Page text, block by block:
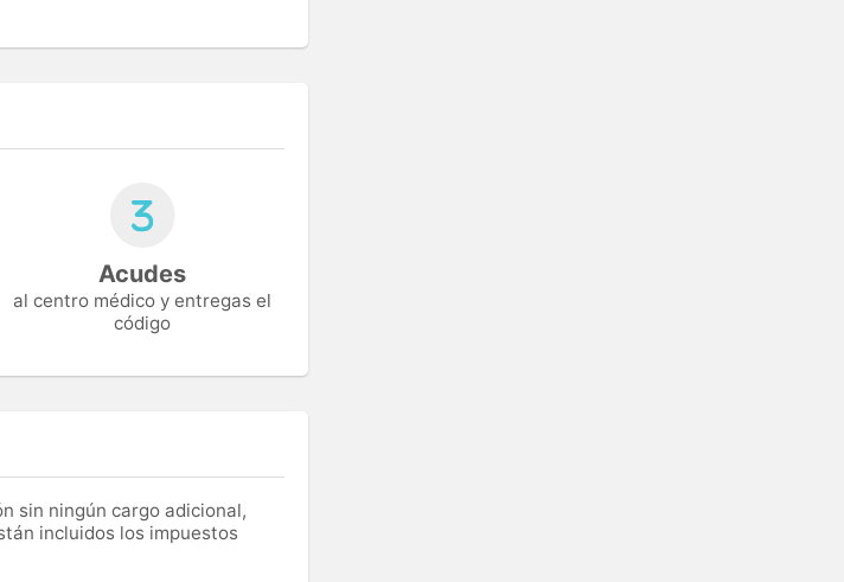
Acudes
al centro médico y entregas el
código
sin ningún cargo adicional,
incluidos los impuestos